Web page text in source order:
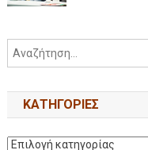
KΑΤΗΓΟΡΊΕΣ